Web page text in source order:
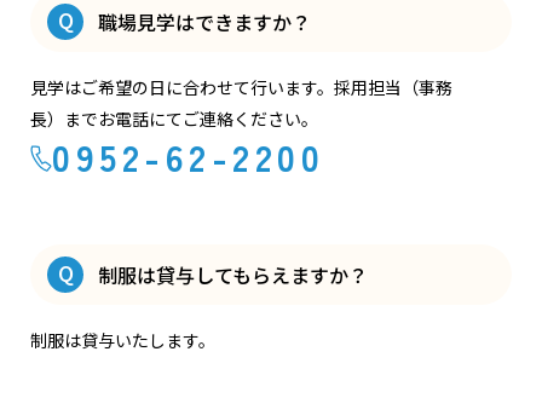
Q 職場見学はできますか？
見学はご希望の日に合わせて行います。採用担当（事務
長）までお電話にてご連絡ください。
0952-62-2200
Q 制服は貸与してもらえますか？
制服は貸与いたします。